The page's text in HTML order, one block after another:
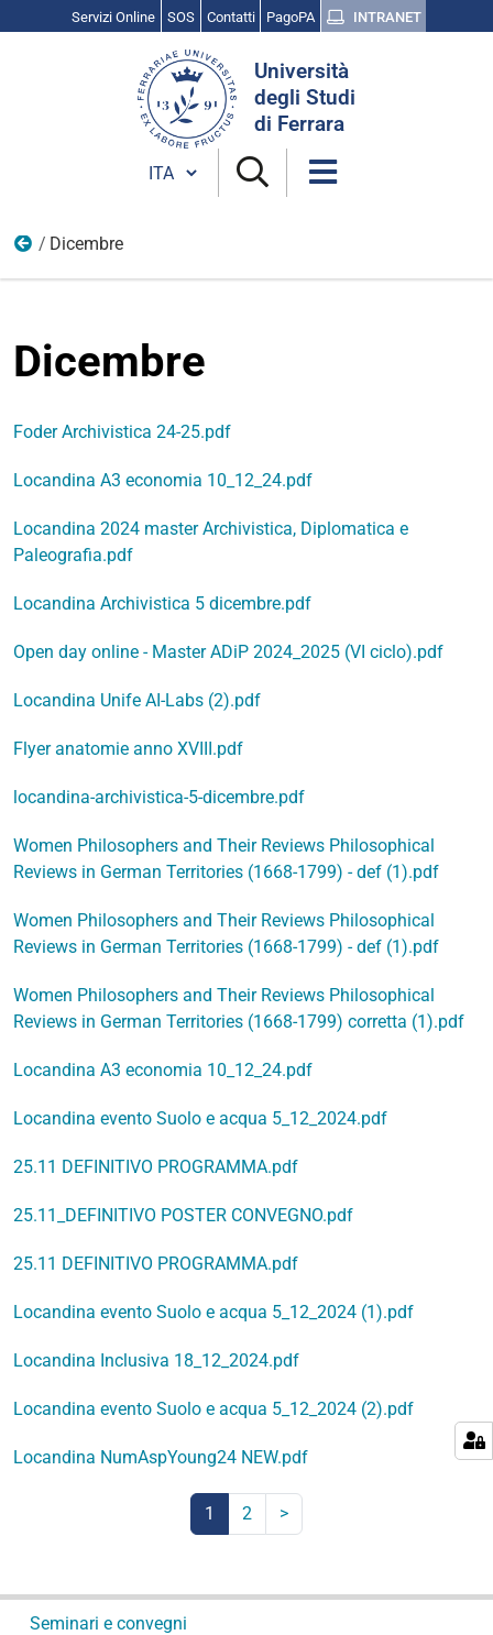
Servizi Online SOS Contatti PagoPA INTRANET
Università
degli Studi
di Ferrara
Cambia lingua
2024
Dicembre
Dicembre
Foder Archivistica 24-25.pdf
Locandina A3 economia 10_12_24.pdf
Locandina 2024 master Archivistica, Diplomatica e
Paleografia.pdf
Locandina Archivistica 5 dicembre.pdf
Open day online - Master ADiP 2024_2025 (VI ciclo).pdf
Locandina Unife AI-Labs (2).pdf
Flyer anatomie anno XVIII.pdf
locandina-archivistica-5-dicembre.pdf
Women Philosophers and Their Reviews Philosophical
Reviews in German Territories (1668-1799) - def (1).pdf
Women Philosophers and Their Reviews Philosophical
Reviews in German Territories (1668-1799) - def (1).pdf
Women Philosophers and Their Reviews Philosophical
Reviews in German Territories (1668-1799) corretta (1).pdf
Locandina A3 economia 10_12_24.pdf
Locandina evento Suolo e acqua 5_12_2024.pdf
25.11 DEFINITIVO PROGRAMMA.pdf
25.11_DEFINITIVO POSTER CONVEGNO.pdf
25.11 DEFINITIVO PROGRAMMA.pdf
Locandina evento Suolo e acqua 5_12_2024 (1).pdf
Locandina Inclusiva 18_12_2024.pdf
Locandina evento Suolo e acqua 5_12_2024 (2).pdf
Locandina NumAspYoung24 NEW.pdf
1
2
Successivi
16
>
Seminari e convegni